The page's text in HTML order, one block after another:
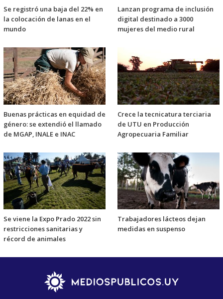
Se registró una baja del 22% en
la colocación de lanas en el
mundo
Lanzan programa de inclusión
digital destinado a 3000
mujeres del medio rural
Buenas prácticas en equidad de
género: se extendió el llamado
de MGAP, INALE e INAC
Crece la tecnicatura terciaria
de UTU en Producción
Agropecuaria Familiar
Se viene la Expo Prado 2022 sin
restricciones sanitarias y
récord de animales
Trabajadores lácteos dejan
medidas en suspenso